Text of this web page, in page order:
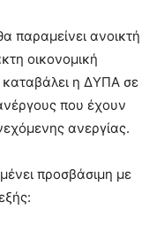
παραμείνει ανοικτή
οικονομική
η ΔΥΠΑ σε
που έχουν
ανεργίας.
προσβάσιμη με